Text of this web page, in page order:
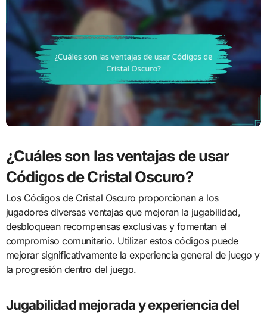
¿Cuáles son las ventajas de usar
Códigos de Cristal Oscuro?
Los Códigos de Cristal Oscuro proporcionan a los
jugadores diversas ventajas que mejoran la jugabilidad,
desbloquean recompensas exclusivas y fomentan el
compromiso comunitario. Utilizar estos códigos puede
mejorar significativamente la experiencia general de juego y
la progresión dentro del juego.
Jugabilidad mejorada y experiencia del